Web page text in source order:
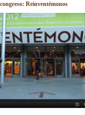
Reinventémonos